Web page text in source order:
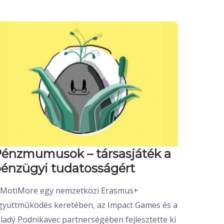
– társasjáték a
tudatosságért
egy nemzetközi Erasmus+
keretében, az Impact Games és a
Podnikavec partnerségében fejlesztette ki